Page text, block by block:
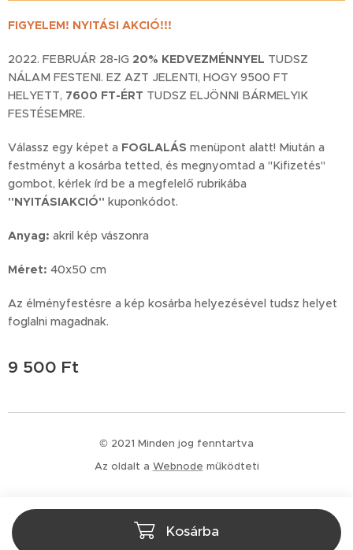
FIGYELEM! NYITÁSI AKCIÓ!!!
2022. FEBRUÁR 28-IG 20% KEDVEZMÉNNYEL TUDSZ
NÁLAM FESTENI. EZ AZT JELENTI, HOGY 9500 FT
HELYETT, 7600 FT-ÉRT TUDSZ ELJÖNNI BÁRMELYIK
FESTÉSEMRE.
Válassz egy képet a FOGLALÁS menüpont alatt! Miután a
festményt a kosárba tetted, és megnyomtad a "Kifizetés"
gombot, kérlek írd be a megfelelő rubrikába
"NYITÁSIAKCIÓ" kuponkódot.
Anyag: akril kép vászonra
Méret: 40x50 cm
Az élményfestésre a kép kosárba helyezésével tudsz helyet
foglalni magadnak.
9 500 Ft
Kosárba
© 2021 Minden jog fenntartva
Az oldalt a Webnode működteti